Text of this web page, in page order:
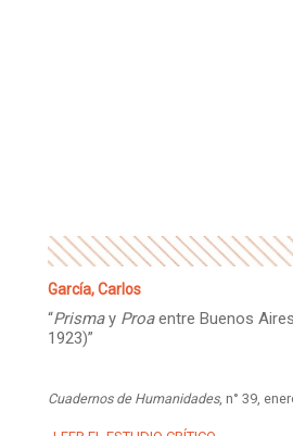
García, Carlos
“Prismay Proaentre Buenos
1923)”
Cuadernos de Humanidades, n° 39,